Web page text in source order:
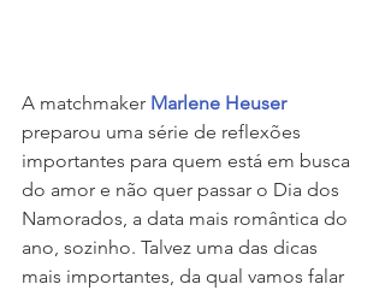
A matchmaker Marlene Heuser
preparou uma série de reflexões
importantes para quem está em busca
do amor e não quer passar o Dia dos
Namorados, a data mais romântica do
ano, sozinho. Talvez uma das dicas
mais importantes, da qual vamos falar